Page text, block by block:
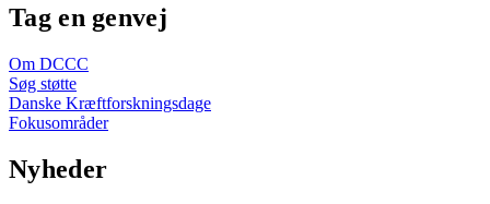
Tag en genvej
Om DCCC
Søg støtte
Danske Kræftforskningsdage
Fokusområder
Nyheder